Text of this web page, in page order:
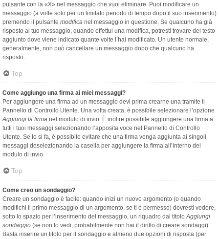
pulsante con la «X» nel messaggio che vuoi eliminare. Puoi modificare un
messaggio (a volte solo per un limitato periodo di tempo dopo il suo inserimento)
premendo il pulsante modifica nel messaggio in questione. Se qualcuno ha già
risposto al tuo messaggio, quando effettui una modifica, potresti trovare del testo
aggiunto dove viene indicato quante volte l’hai modificato. Un utente normale,
generalmente, non può cancellare un messaggio dopo che qualcuno ha
risposto.
Top
Come aggiungo una firma ai miei messaggi?
Per aggiungere una firma ad un messaggio devi prima crearne una tramite il
Pannello di Controllo Utente. Una volta creata, è possibile selezionare l’opzione
Aggiungi la firma nel modulo di invio. È inoltre possibile aggiungere una firma a
tutti i tuoi messaggi selezionando l’apposita voce nel Pannello di Controllo
Utente. Se lo si fa, è possibile evitare che una firma venga aggiunta ai singoli
messaggi deselezionando la casella per aggiungere la firma all’interno del
modulo di invio.
Top
Come creo un sondaggio?
Creare un sondaggio è facile: quando inizi un nuovo argomento (o quando
modifichi il primo messaggio di un argomento, se ti è permesso) dovresti vedere,
sotto lo spazio per l’inserimento del messaggio, un riquadro dal titoloAggiungi
sondaggio (se non lo vedi, probabilmente non hai il diritto di creare sondaggi).
Basta inserire un titolo per il sondaggio e almeno due opzioni di risposta (per